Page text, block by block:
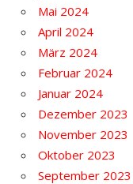
Mai 2024
April 2024
März 2024
Februar 2024
Januar 2024
Dezember 2023
November 2023
Oktober 2023
September 2023